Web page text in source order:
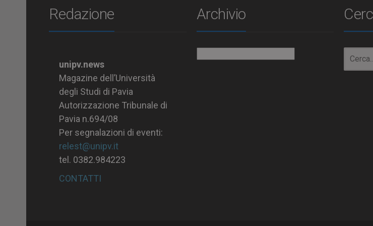
Redazione
unipv.news
Magazine dell’Università
degli Studi di Pavia
Autorizzazione Tribunale di
Pavia n.694/08
Per segnalazioni di eventi:
relest@unipv.it
tel. 0382.984223
CONTATTI
Archivio